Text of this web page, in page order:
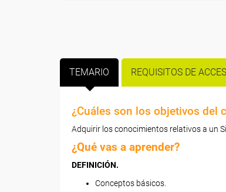
TEMARIO REQUISITOS DE
¿Cuáles son los objetivos del
Adquirir los conocimientos relativos a un
¿Qué vas a aprender?
DEFINICIÓN.
Conceptos básicos.